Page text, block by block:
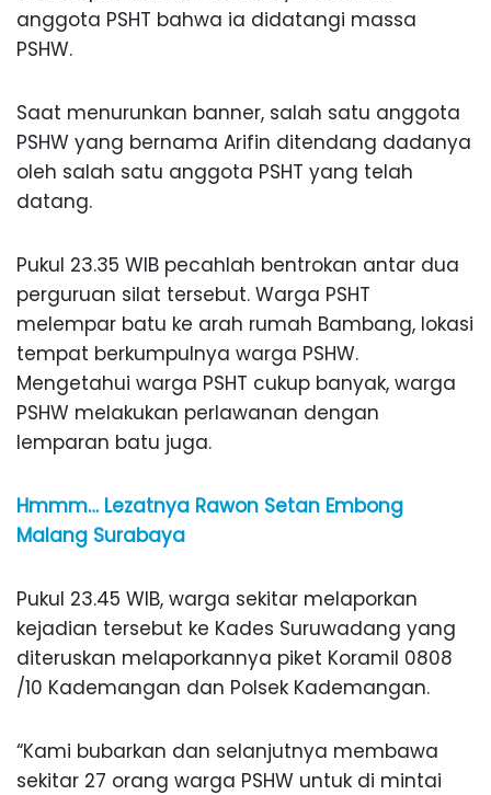
anggota PSHT bahwa ia didatangi massa
PSHW.
Saat menurunkan banner, salah satu anggota
PSHW yang bernama Arifin ditendang dadanya
oleh salah satu anggota PSHT yang telah
datang.
Pukul 23.35 WIB pecahlah bentrokan antar dua
perguruan silat tersebut. Warga PSHT
melempar batu ke arah rumah Bambang, lokasi
tempat berkumpulnya warga PSHW.
Mengetahui warga PSHT cukup banyak, warga
PSHW melakukan perlawanan dengan
lemparan batu juga.
Hmmm… Lezatnya Rawon Setan Embong
Malang Surabaya
Pukul 23.45 WIB, warga sekitar melaporkan
kejadian tersebut ke Kades Suruwadang yang
diteruskan melaporkannya piket Koramil 0808
/10 Kademangan dan Polsek Kademangan.
“Kami bubarkan dan selanjutnya membawa
sekitar 27 orang warga PSHW untuk di mintai